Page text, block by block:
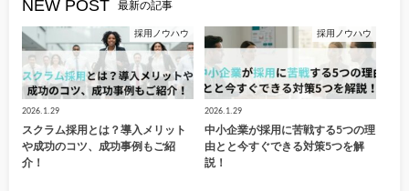
NEW POST 最新の記事
採用ノウハウ
2026.1.29
スクラム採用とは？導入メリット
や成功のコツ、成功事例もご紹
介！
採用ノウハウ
2026.1.29
中小企業が採用に苦戦する5つの理
由とと今すぐできる対策5つを解
説！